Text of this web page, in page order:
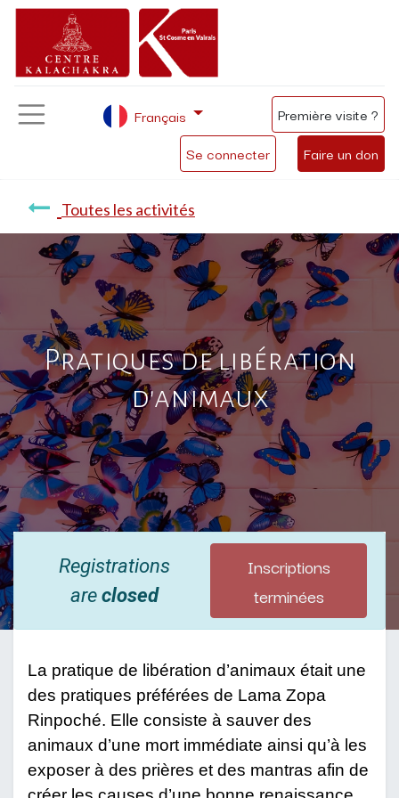
Se connecter Faire un don
Français Première visite ?
Toutes les activités
Pratiques de libération
d'animaux
Registrations
areclosed
Inscriptions
terminées
La pratique de libération d’animaux était une
des pratiques préférées de Lama Zopa
Rinpoché. Elle consiste à sauver des
animaux d’une mort immédiate ainsi qu’à les
exposer à des prières et des mantras afin de